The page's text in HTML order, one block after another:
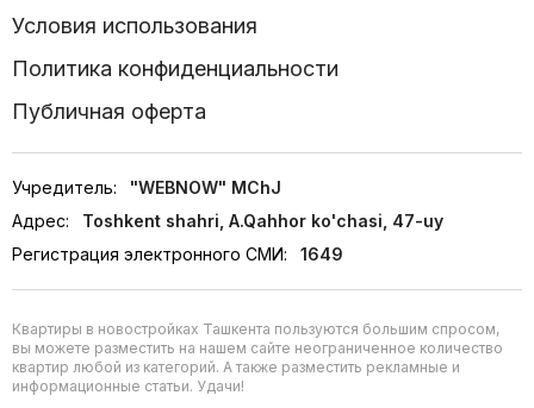
Условия использования
Политика конфиденциальности
Публичная оферта
Учредитель:
"WEBNOW" MChJ
Адрес:
Toshkent shahri, A.Qahhor ko'chasi, 47-uy
Регистрация электронного СМИ:
1649
Квартиры в новостройках Ташкента пользуются большим спросом,
вы можете разместить на нашем сайте неограниченное количество
квартир любой из категорий. А также разместить рекламные и
информационные статьи. Удачи!